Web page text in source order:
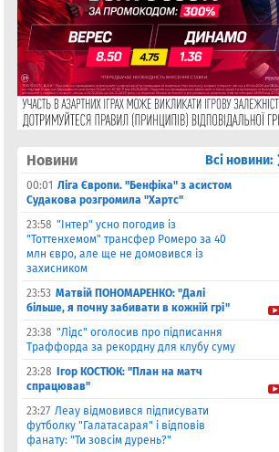
Новини Всі новини:
00:01 Ліга Європи. "Бенфіка" з асистом
Судакова розгромила "Хартс"
23:58 "Інтер" усно погодив із
"Тоттенхемом" трансфер Ромеро за 40
млн євро, але ще не домовився із
захисником
23:53 Матвiй ПОНОМАРЕНКО: "Далі
більше, я почну забивати в кожній грі"
23:38 "Лідс" оголосив про підписання
Траффорда за рекордну для клубу суму
23:28
Ігор КОСТЮК: "План на матч
спрацював"
23:27 Леау відмовився підписувати
футболку "Галатасарая" і відповів
фанату: "Ти зовсім дурень?"